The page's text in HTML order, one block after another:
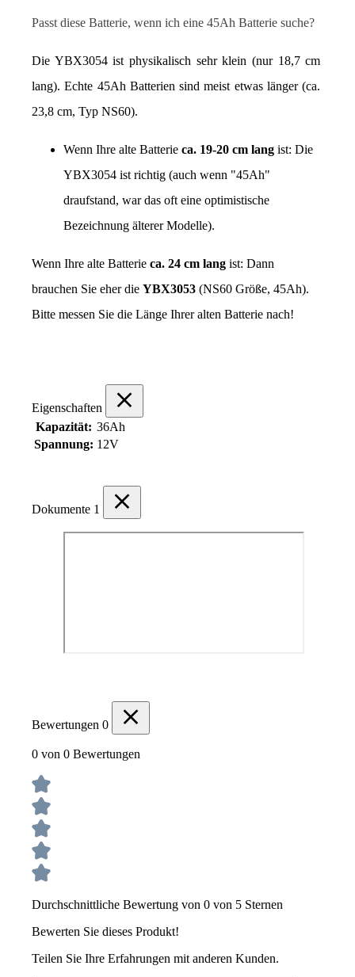
Passt diese Batterie, wenn ich eine 45Ah Batterie suche?
Die YBX3054 ist physikalisch sehr klein (nur 18,7 cm
lang). Echte 45Ah Batterien sind meist etwas länger (ca.
23,8 cm, Typ NS60).
Wenn Ihre alte Batterie ca. 19-20 cm lang ist: Die
YBX3054 ist richtig (auch wenn "45Ah"
draufstand, war das oft eine optimistische
Bezeichnung älterer Modelle).
Wenn Ihre alte Batterie ca. 24 cm lang ist: Dann
brauchen Sie eher die YBX3053 (NS60 Größe, 45Ah).
Bitte messen Sie die Länge Ihrer alten Batterie nach!
Eigenschaften
Kapazität: 36Ah
Spannung: 12V
Dokumente 1
Bewertungen 0
0 von 0 Bewertungen
Durchschnittliche Bewertung von 0 von 5 Sternen
Bewerten Sie dieses Produkt!
Teilen Sie Ihre Erfahrungen mit anderen Kunden.